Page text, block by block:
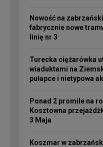
Nowość na
fabrycznie nowe
linię nr 3
Turecka ciężarówka
wiaduktami na
pułapce i nietypowa
Ponad 2 promile na
Kosztowna
3 Maja
Koszmar w